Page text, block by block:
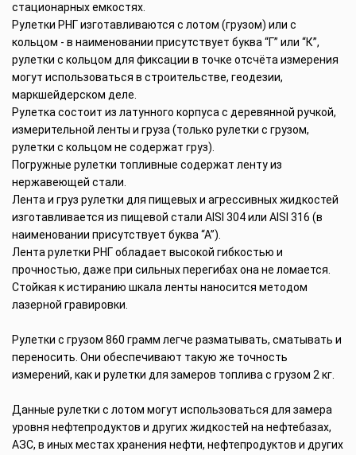
стационарных емкостях.
Рулетки РНГ изготавливаются с лотом (грузом) или с
кольцом - в наименовании присутствует буква “Г” или “К”,
рулетки с кольцом для фиксации в точке отсчёта измерения
могут использоваться в строительстве, геодезии,
маркшейдерском деле.
Рулетка состоит из латунного корпуса с деревянной ручкой,
измерительной ленты и груза (только рулетки с грузом,
рулетки с кольцом не содержат груз).
Погружные рулетки топливные содержат ленту из
нержавеющей стали.
Лента и груз рулетки для пищевых и агрессивных жидкостей
изготавливается из пищевой стали AISI 304 или AISI 316 (в
наименовании присутствует буква “А”).
Лента рулетки РНГ обладает высокой гибкостью и
прочностью, даже при сильных перегибах она не ломается.
Стойкая к истиранию шкала ленты наносится методом
лазерной гравировки.
Рулетки с грузом 860 грамм легче разматывать, сматывать и
переносить. Они обеспечивают такую же точность
измерений, как и рулетки для замеров топлива с грузом 2 кг.
Данные рулетки с лотом могут использоваться для замера
уровня нефтепродуктов и других жидкостей на нефтебазах,
АЗС, в иных местах хранения нефти, нефтепродуктов и других